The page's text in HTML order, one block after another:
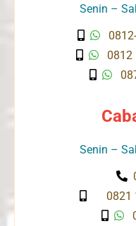
Senin –
0812
Senin –
0821